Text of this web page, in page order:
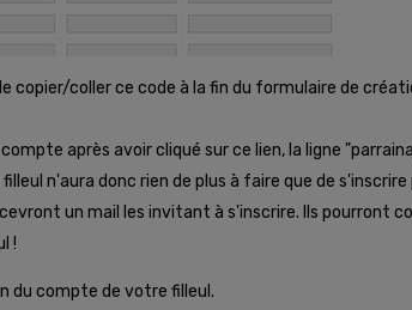
copier/coller ce code à la fin du formulaire de
après avoir cliqué sur ce lien, la ligne
n'aura donc rien de plus à faire que de s'inscrire
un mail les invitant à s'inscrire. Ils pourront
!
du compte de votre filleul.